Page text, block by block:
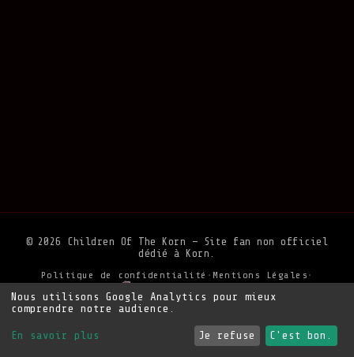
© 2026 Children Of The Korn — Site fan non officiel
dédié à Korn.
Politique de confidentialité • Mentions Légales •
Soutenir le site
Nous utilisons Google Analytics pour mieux
comprendre notre audience.
En savoir plus Je refuse C'est bon.